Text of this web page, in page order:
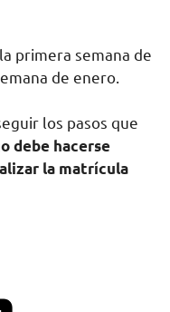
primera semana de
de enero.
los pasos que
debe hacerse
la matrícula